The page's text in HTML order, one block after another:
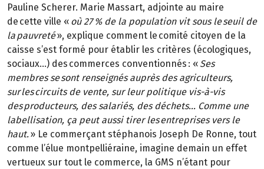
Pauline Scherer. Marie Massart, adjointe au maire
de cette ville « où 27 % de la population vit sous le seuil de
la pauvreté», explique comment le comité citoyen de la
caisse s’est formé pour établir les critères (écologiques,
sociaux…) des commerces conventionnés : « Ses
membres se sont renseignés auprès des agriculteurs,
sur les circuits de vente, sur leur politique vis-à-vis
des producteurs, des salariés, des déchets… Comme une
labellisation, ça peut aussi tirer les entreprises vers le
haut.» Le commerçant stéphanois Joseph De Ronne, tout
comme l’élue montpelliéraine, imagine demain un effet
vertueux sur tout le commerce, la GMS n’étant pour